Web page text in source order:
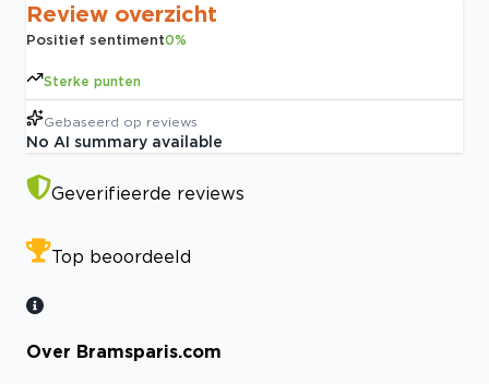
Review overzicht
Positief sentiment0%
Sterke punten
Gebaseerd op reviews
No AI summary available
Geverifieerde reviews
Top beoordeeld
Over Bramsparis.com